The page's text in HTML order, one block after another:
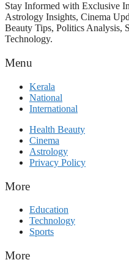
Stay Informed with Exclusive
Astrology Insights, Cinema
Beauty Tips, Politics Analysis,
Technology.
Menu
Kerala
National
International
Health Beauty
Cinema
Astrology
Privacy Policy
More
Education
Technology
Sports
More